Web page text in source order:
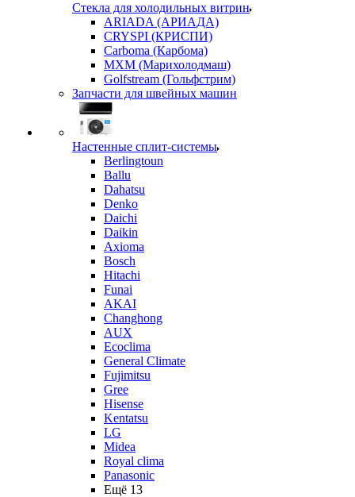
Стекла для холодильных витрин
ARIADA (АРИАДА)
CRYSPI (КРИСПИ)
Carboma (Карбома)
MXM (Марихолодмаш)
Golfstream (Гольфстрим)
Запчасти для швейных машин
Настенные сплит-системы
Berlingtoun
Ballu
Dahatsu
Denko
Daichi
Daikin
Axioma
Bosch
Hitachi
Funai
AKAI
Changhong
AUX
Ecoclima
General Climate
Fujimitsu
Gree
Hisense
Kentatsu
LG
Midea
Royal clima
Panasonic
Ещё 13